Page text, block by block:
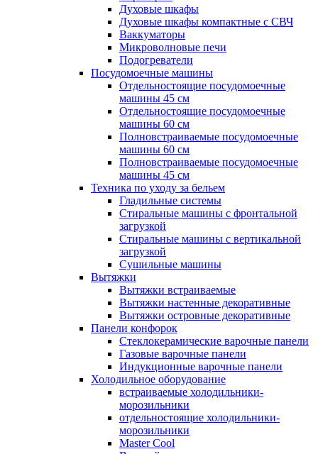
Духовые шкафы
Духовые шкафы компактные с СВЧ
Ваккуматоры
Микроволновые печи
Подогреватели
Посудомоечные машины
Отдельностоящие посудомоечные
машины 45 см
Отдельностоящие посудомоечные
машины 60 см
Полновстраиваемые посудомоечные
машины 60 см
Полновстраиваемые посудомоечные
машины 45 см
Техника по уходу за бельем
Гладильные системы
Стиральные машины с фронтальной
загрузкой
Стиральные машины с вертикальной
загрузкой
Сушильные машины
Вытяжки
Вытяжки встраиваемые
Вытяжки настенные декоративные
Вытяжки островные декоративные
Панели конфорок
Стеклокерамические варочные панели
Газовые варочные панели
Индукционные варочные панели
Холодильное оборудование
встраиваемые холодильники-
морозильники
отдельностоящие холодильники-
морозильники
Master Cool